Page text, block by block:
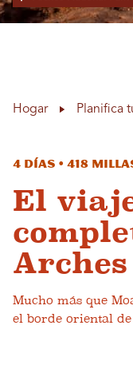
Hogar Planifica
4 días • 418
El
Arches
Mucho más que
el borde oriental